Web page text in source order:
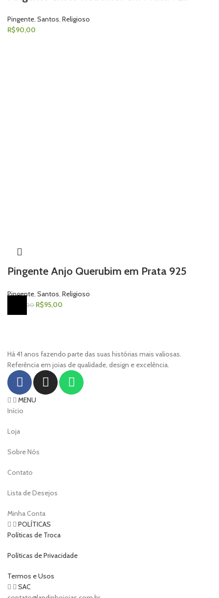
Pingente Santos Religioso
R$90,00
Pingente Anjo Querubim em Prata 925
Pingente Santos Religioso
195,00 R$95,00
Há 41 anos fazendo parte das suas histórias mais valiosas.
Referência em joias de qualidade, design e excelência.
MENU
Início
Loja
Sobre Nós
Contato
Lista de Desejos
Minha Conta
POLÍTICAS
Políticas de Troca
Políticas de Privacidade
Termos e Usos
SAC